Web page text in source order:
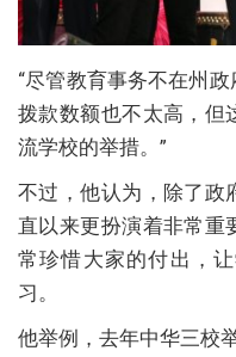
“尽管教育事务不在州
拨款数额也不太高，但
流学校的举措。”
不过，他认为，除了政
直以来更扮演着非常重
常珍惜大家的付出，
习。
他举例，去年中华三校